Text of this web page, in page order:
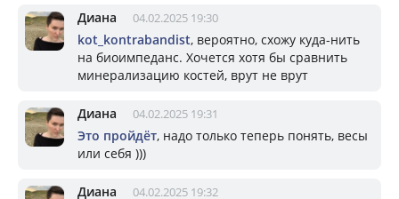
Диана 04.02.2025 19:30
kot_kontrabandist, вероятно, схожу куда-нить
на биоимпеданс. Хочется хотя бы сравнить
минерализацию костей, врут не врут
Диана 04.02.2025 19:31
Это пройдёт, надо только теперь понять, весы
или себя )))
Диана 04.02.2025 19:32